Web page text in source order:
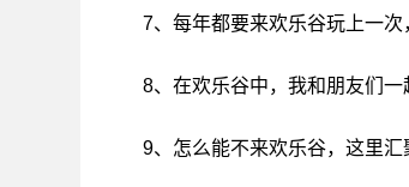
7、每年都要来欢乐谷玩上一次
8、在欢乐谷中，我和朋友们一
9、怎么能不来欢乐谷，这里汇